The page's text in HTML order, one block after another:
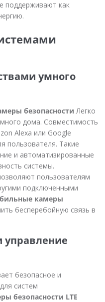
поддерживают как
умного
безопасности Легко
дома. Совместимость
Alexa или Google
пользователя. Такие
и автоматизированные
системы.
пользователям
подключенными
камеры
бесперебойную связь в
управление
безопасное и
систем
безопасности LTE